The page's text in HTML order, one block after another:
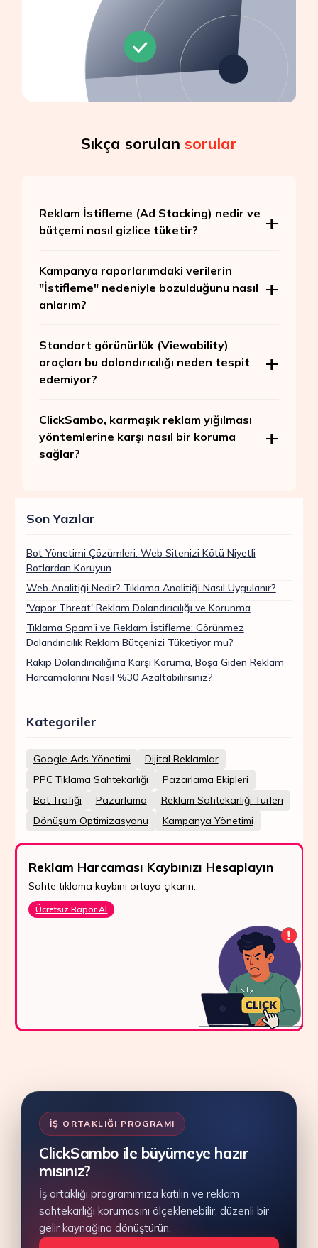
Sıkça sorulan sorular
Reklam İstifleme (Ad Stacking) nedir ve
bütçemi nasıl gizlice tüketir?
Kampanya raporlarımdaki verilerin
"İstifleme" nedeniyle bozulduğunu nasıl
anlarım?
Standart görünürlük (Viewability)
araçları bu dolandırıcılığı neden tespit
edemiyor?
ClickSambo, karmaşık reklam yığılması
yöntemlerine karşı nasıl bir koruma
sağlar?
Son Yazılar
Bot Yönetimi Çözümleri: Web Sitenizi Kötü Niyetli
Botlardan Koruyun
Web Analitiği Nedir? Tıklama Analitiği Nasıl Uygulanır?
'Vapor Threat' Reklam Dolandırıcılığı ve Korunma
Tıklama Spam'i ve Reklam İstifleme: Görünmez
Dolandırıcılık Reklam Bütçenizi Tüketiyor mu?
Rakip Dolandırıcılığına Karşı Koruma, Boşa Giden Reklam
Harcamalarını Nasıl %30 Azaltabilirsiniz?
Kategoriler
Google Ads Yönetimi
Dijital Reklamlar
PPC Tıklama Sahtekarlığı
Pazarlama Ekipleri
Bot Trafiği
Pazarlama
Reklam Sahtekarlığı Türleri
Dönüşüm Optimizasyonu
Kampanya Yönetimi
Reklam Harcaması Kaybınızı Hesaplayın
Sahte tıklama kaybını ortaya çıkarın.
Ücretsiz Rapor Al
İŞ ORTAKLIĞI PROGRAMI
ClickSambo ile büyümeye hazır
mısınız?
İş ortaklığı programımıza katılın ve reklam
sahtekarlığı korumasını ölçeklenebilir, düzenli bir
gelir kaynağına dönüştürün.